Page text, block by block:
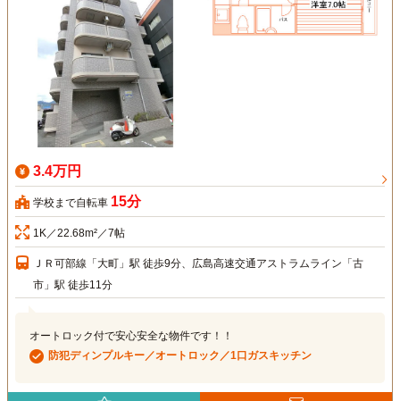
3.4万円
学校まで自転車 15分
1K／22.68m²／7帖
ＪＲ可部線「大町」駅 徒歩9分、広島高速交通アストラムライン「古
市」駅 徒歩11分
オートロック付で安心安全な物件です！！
防犯ディンプルキー／オートロック／1口ガスキッチン